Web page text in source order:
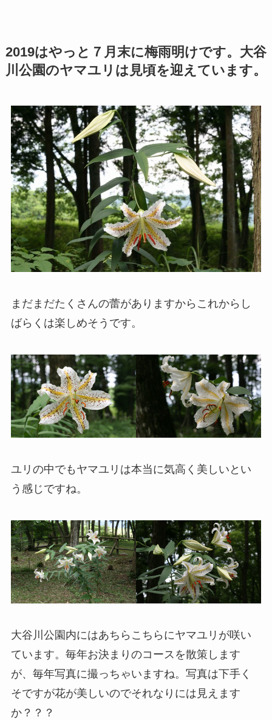
2019はやっと７月末に梅雨明けです。大谷
川公園のヤマユリは見頃を迎えています。
まだまだたくさんの蕾がありますからこれからし
ばらくは楽しめそうです。
ユリの中でもヤマユリは本当に気高く美しいとい
う感じですね。
大谷川公園内にはあちらこちらにヤマユリが咲い
ています。毎年お決まりのコースを散策します
が、毎年写真に撮っちゃいますね。写真は下手く
そですが花が美しいのでそれなりには見えます
か？？？